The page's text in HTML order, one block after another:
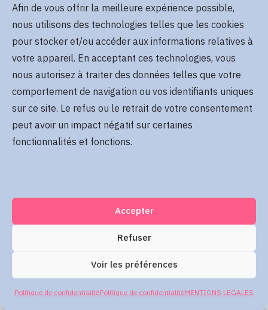
Afin de vous offrir la meilleure expérience possible,
nous utilisons des technologies telles que les cookies
pour stocker et/ou accéder aux informations relatives à
votre appareil. En acceptant ces technologies, vous
nous autorisez à traiter des données telles que votre
comportement de navigation ou vos identifiants uniques
sur ce site. Le refus ou le retrait de votre consentement
peut avoir un impact négatif sur certaines
fonctionnalités et fonctions.
Accepter
Refuser
Voir les préférences
Politique de confidentialitéPolitique de confidentialitéMENTIONS LEGALES
Se rappeler de moi
Mot de passe oublié
Me connecter